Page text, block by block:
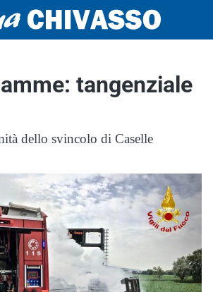
tangenziale
dello svincolo di Caselle